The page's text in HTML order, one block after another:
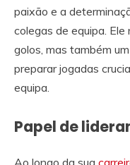
paixão e a
colegas de equipa.
golos, mas também
preparar jogadas
equipa.
Papel de